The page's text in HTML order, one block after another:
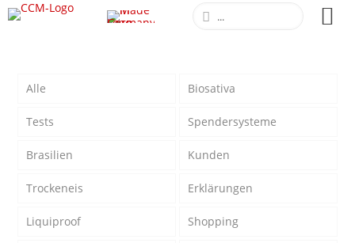
Alle Biosativa
Tests Spendersysteme
Brasilien Kunden
Trockeneis Erklärungen
Liquiproof Shopping